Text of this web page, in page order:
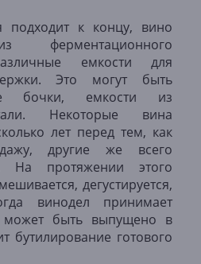
подходит к концу, вино
ферментационного
емкости для
Это могут быть
бочки, емкости из
Некоторые вина
лет перед тем, как
другие же всего
На протяжении этого
дегустируется,
винодел принимает
быть выпущено в
бутилирование готового